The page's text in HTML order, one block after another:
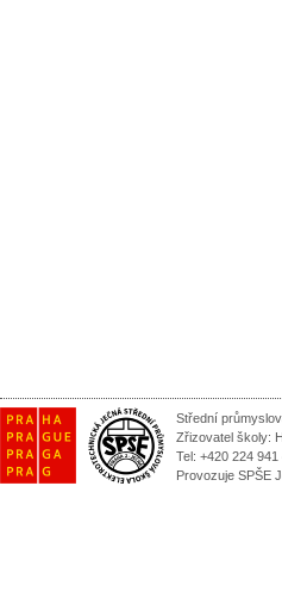
Střední
Zřizovatel školy:
Tel: +420 224 941
Provozuje SPŠE